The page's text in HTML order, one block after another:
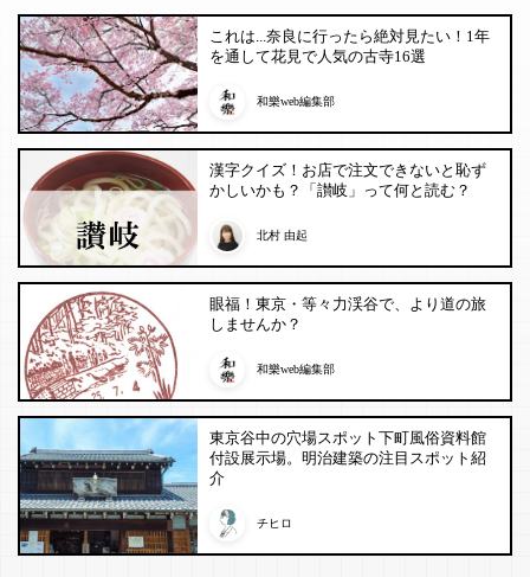
これは...奈良に行ったら絶対見たい！1年
を通して花見で人気の古寺16選
和樂web編集部
漢字クイズ！お店で注文できないと恥ず
かしいかも？「讃岐」って何と読む？
北村 由起
眼福！東京・等々力渓谷で、より道の旅
しませんか？
和樂web編集部
東京谷中の穴場スポット下町風俗資料館
付設展示場。明治建築の注目スポット紹
介
チヒロ